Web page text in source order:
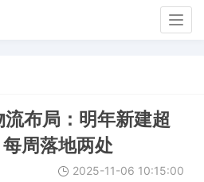
布局：明年新建超
周落地两处
2025-11-06 10:15:00